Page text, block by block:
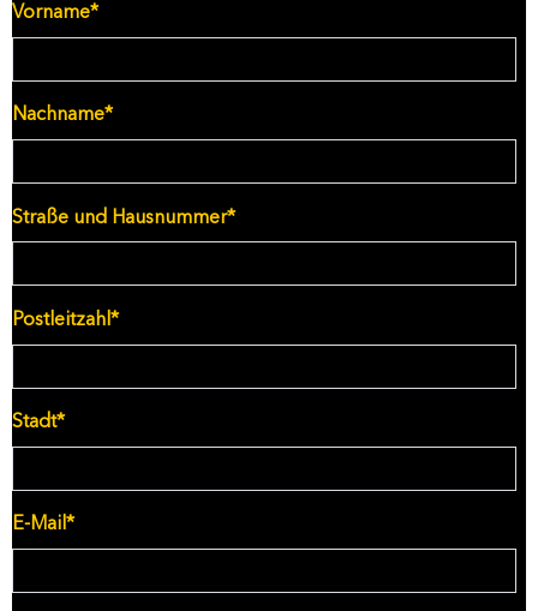
Vorname*
Nachname*
Straße und Hausnummer*
Postleitzahl *
Stadt*
E-Mail*